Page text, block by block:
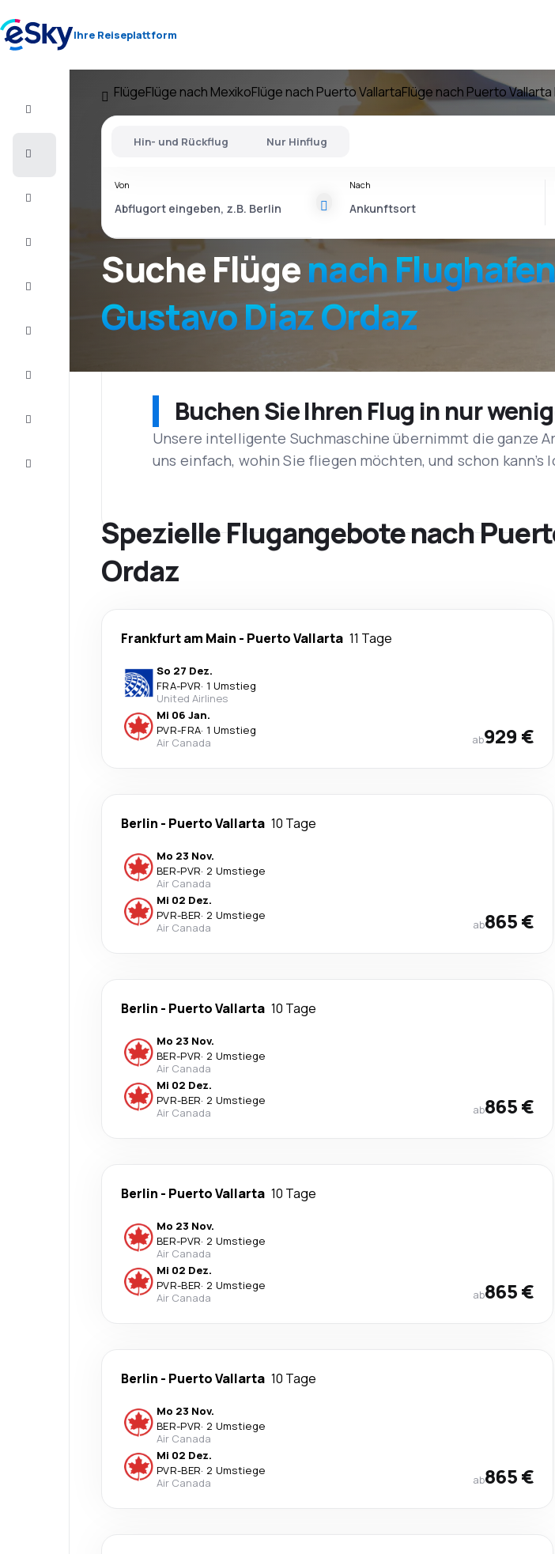
Ihre Reiseplattform
Vervollständigen
FlügeFlüge nach MexikoFlüge nach Puerto VallartaFlüge nach Puerto
Suche Flügenach Flughafen
Gustavo Diaz Ordaz
Hin- und Rückflug Nur Hinflug
Von Nach
Buchen Sie Ihren Flug in nur
Unsere intelligente Suchmaschine übernimmt die ganze
uns einfach, wohin Sie fliegen möchten, und schon kann’s
Spezielle Flugangebote nach
Ordaz
Frankfurt am Main - Puerto Vallarta 11 Tage
So 27 Dez.
FRA-PVR· 1 Umstieg
United Airlines
Mi 06 Jan.
PVR-FRA· 1 Umstieg
Air Canada
ab929 €
Berlin - Puerto Vallarta 10 Tage
Mo 23 Nov.
BER-PVR· 2 Umstiege
Air Canada
Mi 02 Dez.
PVR-BER· 2 Umstiege
Air Canada
ab865 €
Berlin - Puerto Vallarta 10 Tage
Mo 23 Nov.
BER-PVR· 2 Umstiege
Air Canada
Mi 02 Dez.
PVR-BER· 2 Umstiege
Air Canada
ab865 €
Berlin - Puerto Vallarta 10 Tage
Mo 23 Nov.
BER-PVR· 2 Umstiege
Air Canada
Mi 02 Dez.
PVR-BER· 2 Umstiege
Air Canada
ab865 €
Berlin - Puerto Vallarta 10 Tage
Mo 23 Nov.
BER-PVR· 2 Umstiege
Air Canada
Mi 02 Dez.
PVR-BER· 2 Umstiege
Air Canada
ab865 €